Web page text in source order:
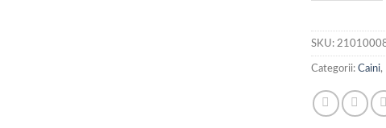
SKU:
Categorii: Caini,